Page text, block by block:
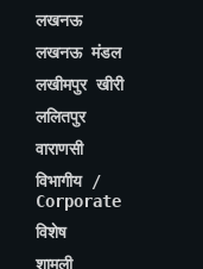
लखनऊ
लखनऊ मंडल
लखीमपुर खीरी
ललितपुर
वाराणसी
विभागीय /
Corporate
विशेष
शामली